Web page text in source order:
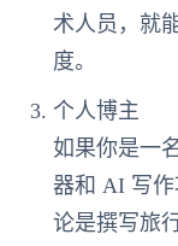
术人员，就
度。
个人博主
如果你是一
器和 AI 写
论是撰写旅